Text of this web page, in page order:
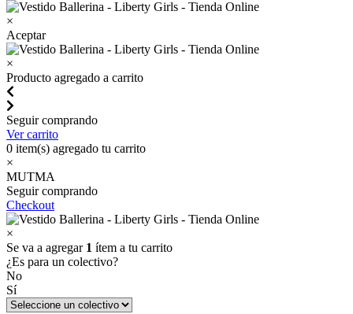
×
Aceptar
×
Producto agregado a carrito
Seguir comprando
Ver carrito
0 item(s) agregado tu carrito
×
MUTMA
Seguir comprando
Checkout
×
Se va a agregar 1 ítem a tu carrito
¿Es para un colectivo?
No
Sí